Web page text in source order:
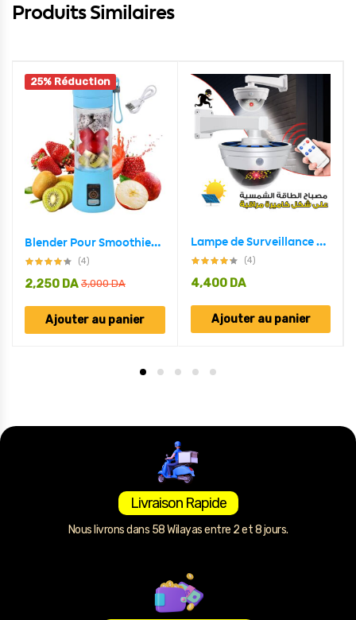
Produits Similaires
25% Réduction
Blender Pour Smoothies Portable Ultra Puissant – Rechargeable
(4)
3,000DA
2,250 DA
Ajouter au panier
Lampe de Surveillance extérieure solaire Anti-vol, capteur de mouvement PIR à Induction humaine
(4)
4,400 DA
Ajouter au panier
Livraison Rapide
Nous livrons dans 58 Wilayas entre 2 et 8 jours.